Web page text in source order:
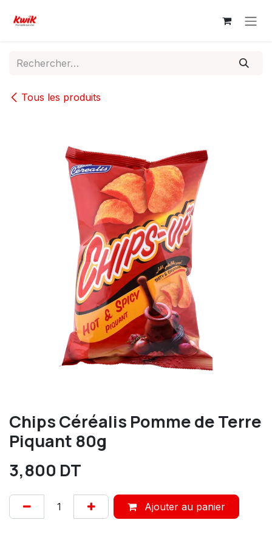
Tous les produits
Chips Céréalis Pomme de Terre
Piquant 80g
3,800 DT
Ajouter au panier